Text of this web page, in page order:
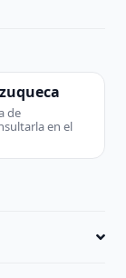
de
en el